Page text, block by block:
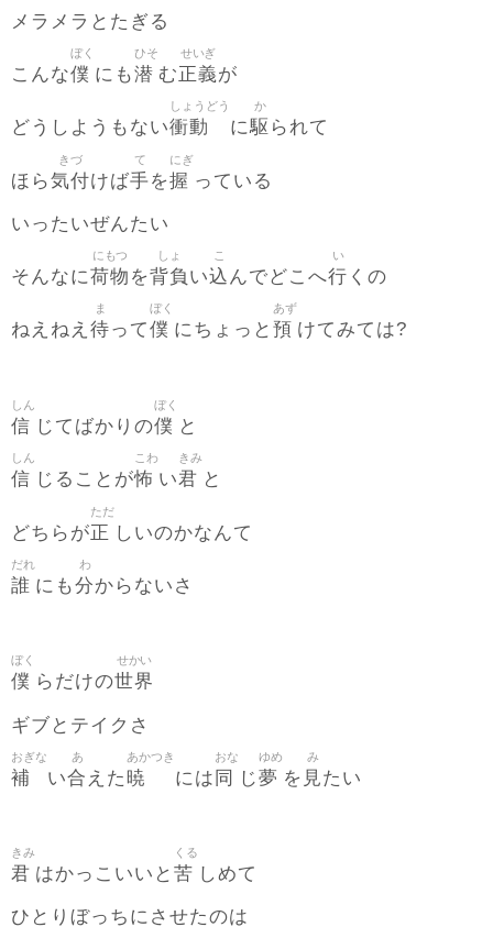
メラメラとたぎる
こんな僕
ぼく
にも潜
ひそ
む正義
せいぎ
が
どうしようもない衝動
しょうどう
に駆
か
られて
ほら気付
きづ
けば手
て
を握
にぎ
っている
いったいぜんたい
そんなに荷物
にもつ
を背負
しょ
い込
こ
んでどこへ行
い
くの
ねえねえ 待
ま
って僕
ぼく
にちょっと 預
あず
けてみては?
信
しん
じてばかりの僕
ぼく
と
信
しん
じることが怖
こわ
い君
きみ
と
どちらが正
ただ
しいのかなんて
誰
だれ
にも分
わ
からないさ
僕
ぼく
らだけの世界
せかい
ギブとテイクさ
補
おぎな
い合
あ
えた 暁
あかつき
には 同
おな
じ夢
ゆめ
を 見
み
たい
君
きみ
はかっこいいと 苦
くる
しめて
ひとりぼっちにさせたのは